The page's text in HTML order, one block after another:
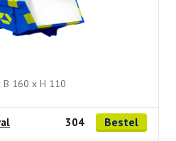
B 160 x H 110
304 Bestel